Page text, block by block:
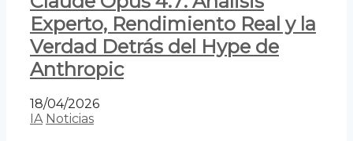
Experto, Rendimiento Real y la
Verdad Detrás del Hype de
Anthropic
18/04/2026
IA Noticias